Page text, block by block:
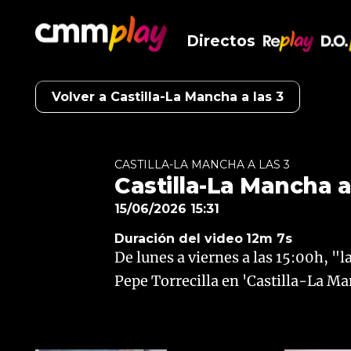
Directos
Volver a Castilla-La Mancha a las 3
CASTILLA-LA MANCHA A LAS 3
Castilla-La Mancha
15/06/2026 15:31
Duración del video 12m 7s
De lunes a viernes a las 15:00h,
Pepe Torrecilla en 'Castilla-La